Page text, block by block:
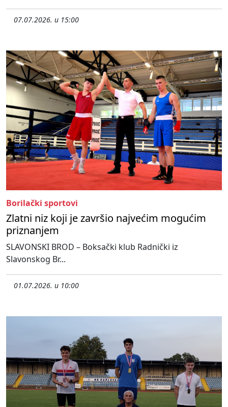
07.07.2026. u 15:00
Borilački sportovi
Zlatni niz koji je završio najvećim mogućim
priznanjem
SLAVONSKI BROD – Boksački klub Radnički iz
Slavonskog Br...
01.07.2026. u 10:00